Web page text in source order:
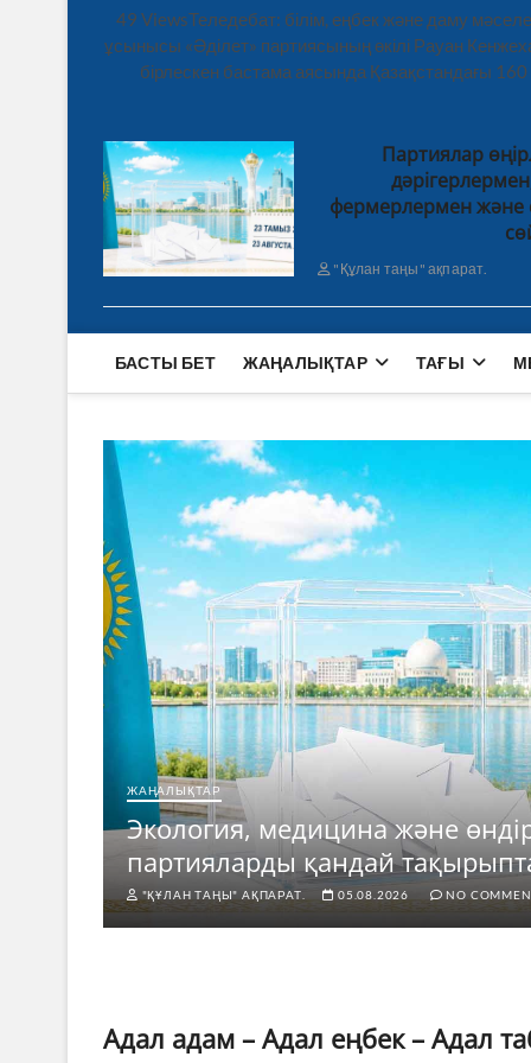
49 ViewsТеледебат: білім, еңбек және даму
ұсынысы «Әділет» партиясының өкілі Рауан
бірлескен бастама аясында Қазақстандағы
Партиялар
фермерлермен және
"Құлан таңы" ақпарат.
БАСТЫ БЕТ ЖАҢАЛЫҚТАР ТАҒЫ
ЖАҢАЛЫҚТАР
Экология, медицина және
партияларды қандай
"ҚҰЛАН ТАҢЫ" АҚПАРАТ. 05.08.2026 NO
Адал адам – Адал еңбек – Адал